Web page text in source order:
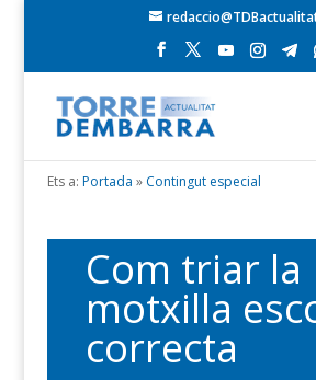
Ets a: Portada » Contingut especial
Com triar la
motxilla
correcta